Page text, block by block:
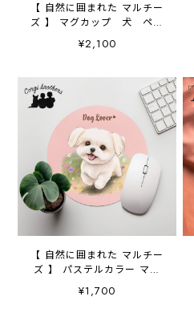
【 自然に囲まれた マルチー
ズ 】 マグカップ 犬 ペッ
ト うちの子 犬グッズ
ギフト プレゼント 母の
¥2,100
【 自然に囲まれた マルチー
ズ 】 パステルカラー マウ
ちの子 プレゼント ギフ
¥1,700